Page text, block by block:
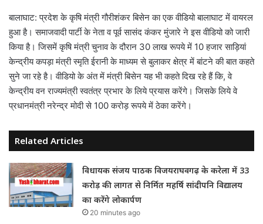
बालाघाट: प्रदेश के कृषि मंत्री गौरीशंकर बिसेन का एक वीडियो बालाघाट में वायरल
हुआ है। समाजवादी पार्टी के नेता व पूर्व सासंद कंकर मुंजारे ने इस वीडियो को जारी
किया है। जिसमें कृषि मंत्री चुनाव के दौरान 30 लाख रूपये में 10 हजार साड़ियां
केन्द्रीय कपड़ा मंत्री स्मृति ईरानी के माध्यम से बुलाकर क्षेत्र में बांटने की बात कहते
सुने जा रहे है। वीडियो के अंत में मंत्री बिसेन यह भी कहते दिख रहे हैं कि, वे
केन्द्रीय वन राज्यमंत्री स्वतंत्र प्रभार के लिये प्रयास करेंगे। जिसके लिये वे
प्रधानमंत्री नरेन्द्र मोदी से 100 करोड़ रूपये में ठेका करेंगे।
Related Articles
विधायक संजय पाठक विजयराघवगढ़ के करेला में 33
करोड़ की लागत से निर्मित महर्षि सांदीपनि विद्यालय
का करेंगे लोकार्पण
20 minutes ago